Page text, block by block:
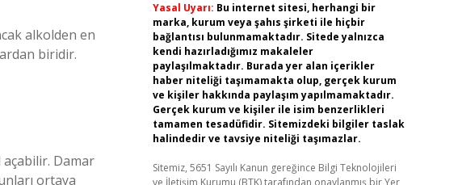
alkolden en
biridir.
Damar
ortaya
Yasal Uyarı: Bu internet sitesi, herhangi bir
marka, kurum veya şahıs şirketi ile hiçbir
bağlantısı bulunmamaktadır. Sitede yalnızca
kendi hazırladığımız makaleler
paylaşılmaktadır. Burada yer alan içerikler
haber niteliği taşımamakta olup, gerçek kurum
ve kişiler hakkında paylaşım yapılmamaktadır.
Gerçek kurum ve kişiler ile isim benzerlikleri
tamamen tesadüfidir. Sitemizdeki bilgiler taslak
halindedir ve tavsiye niteliği taşımazlar.
Sitemiz, 5651 Sayılı Kanun gereğince Bilgi Teknolojileri
ve İletişim Kurumu (BTK) tarafından onaylanmış bir Yer